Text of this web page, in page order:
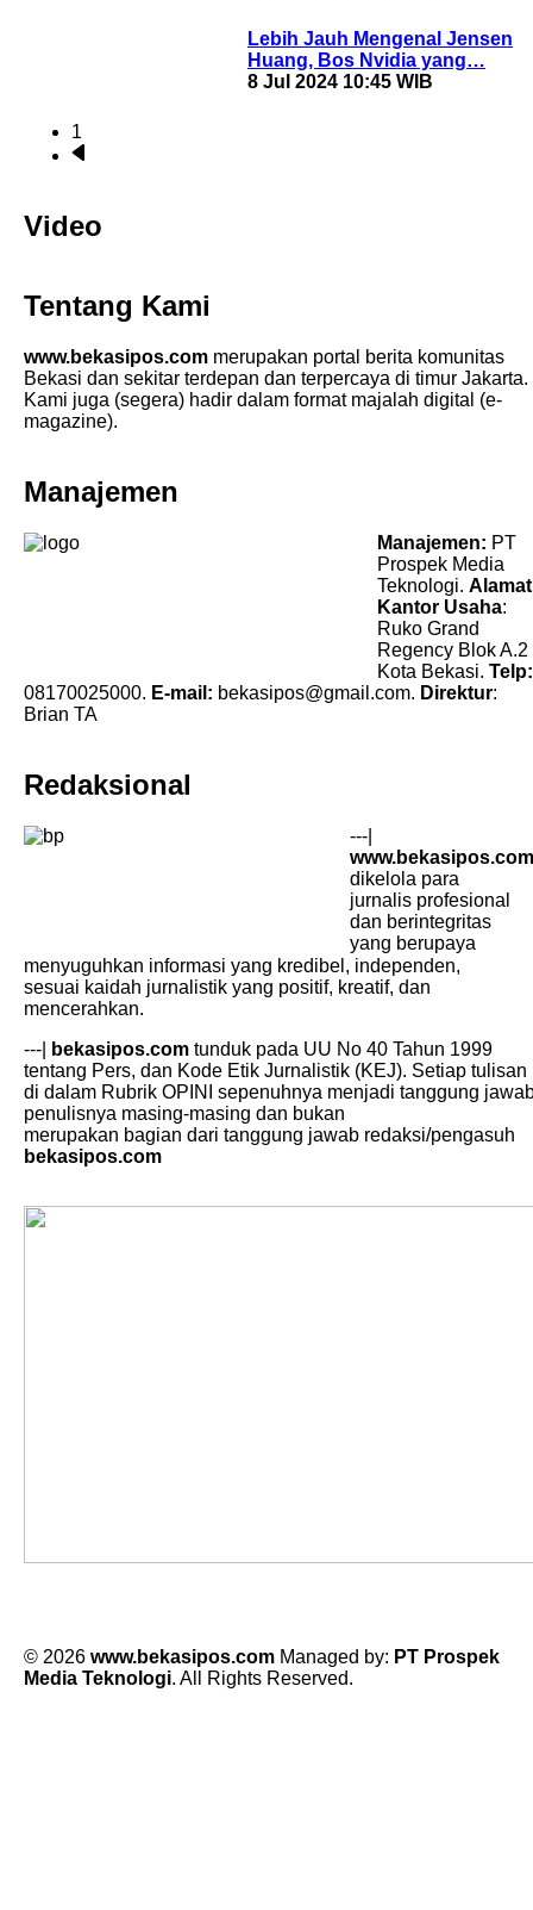
Lebih Jauh Mengenal Jensen
Huang, Bos Nvidia yang…
8 Jul 2024 10:45 WIB
Pagination
1
Next
Video
Tentang Kami
www.bekasipos.com merupakan portal berita komunitas
Bekasi dan sekitar terdepan dan terpercaya di timur Jakarta.
Kami juga (segera) hadir dalam format majalah digital (e-
magazine).
Manajemen
Manajemen: PT
Prospek Media
Teknologi. Alamat
Kantor Usaha:
Ruko Grand
Regency Blok A.2
Kota Bekasi. Telp:
08170025000. E-mail: bekasipos@gmail.com. Direktur:
Brian TA
Redaksional
---|
www.bekasipos.com
dikelola para
jurnalis profesional
dan berintegritas
yang berupaya
menyuguhkan informasi yang kredibel, independen,
sesuai kaidah jurnalistik yang positif, kreatif, dan
mencerahkan.
---|
bekasipos.com tunduk pada UU No 40 Tahun 1999
tentang Pers, dan Kode Etik Jurnalistik (KEJ). Setiap tulisan
di dalam Rubrik OPINI sepenuhnya menjadi tanggung
penulisnya masing-masing dan bukan
merupakan bagian dari tanggung jawab redaksi/pengasuh
bekasipos.com
© 2026 www.bekasipos.com Managed by: PT Prospek
Media Teknologi. All Rights Reserved.